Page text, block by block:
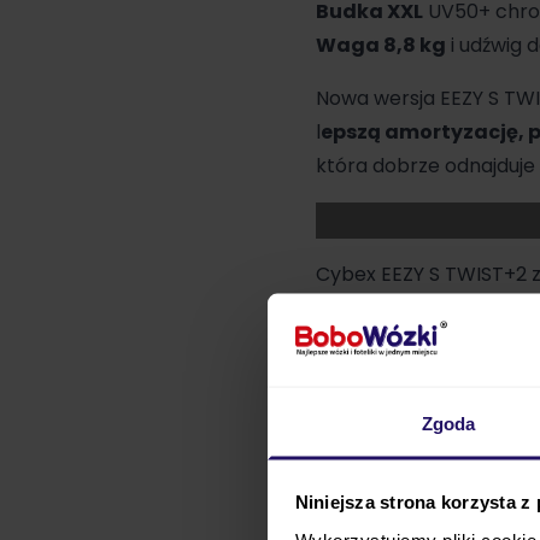
Zgoda
Niniejsza strona korzysta z
Budka XXL UV50+
Waga 8,8 kg i udźwig
Nowa wersja EEZY S
lepszą amortyzację,
która dobrze odnajduje
Cybex EEZY S
Jedna ręka, jeden
przodem do świata,